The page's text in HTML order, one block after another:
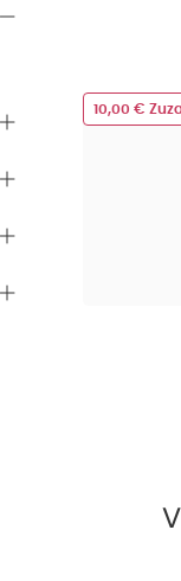
10,00 €